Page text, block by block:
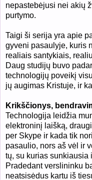
nepastebėjusi nei akių
purtymo.
Taigi ši serija yra apie
gyveni pasaulyje, kuris
realiais santykiais,
Daug studijų buvo
technologijų poveikį
jų augimas Kristuje, ir
Krikščionys,
Technologija leidžia
elektroninį laišką,
per Skype ir kada tik
pasaulio, nors aš vėl ir
tų, su kurias sunkiausia
Pradedant verslininku
neatsisėdus kartu iš